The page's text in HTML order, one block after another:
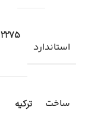
استاندارد
ساخت ترکیه